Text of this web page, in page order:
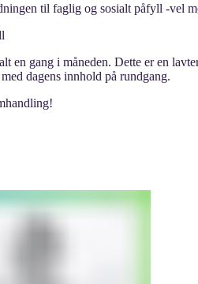
til faglig og sosialt påfyll -vel
en gang i måneden. Dette er en
dagens innhold på rundgang.